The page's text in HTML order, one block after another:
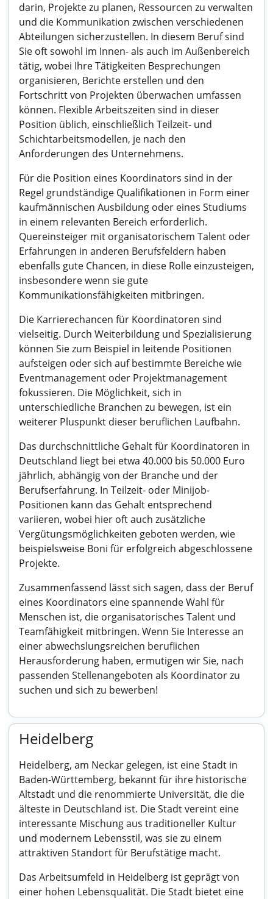
darin, Projekte zu planen, Ressourcen zu verwalten
und die Kommunikation zwischen verschiedenen
Abteilungen sicherzustellen. In diesem Beruf sind
Sie oft sowohl im Innen- als auch im Außenbereich
tätig, wobei Ihre Tätigkeiten Besprechungen
organisieren, Berichte erstellen und den
Fortschritt von Projekten überwachen umfassen
können. Flexible Arbeitszeiten sind in dieser
Position üblich, einschließlich Teilzeit- und
Schichtarbeitsmodellen, je nach den
Anforderungen des Unternehmens.
Für die Position eines Koordinators sind in der
Regel grundständige Qualifikationen in Form einer
kaufmännischen Ausbildung oder eines Studiums
in einem relevanten Bereich erforderlich.
Quereinsteiger mit organisatorischem Talent oder
Erfahrungen in anderen Berufsfeldern haben
ebenfalls gute Chancen, in diese Rolle einzusteigen,
insbesondere wenn sie gute
Kommunikationsfähigkeiten mitbringen.
Die Karrierechancen für Koordinatoren sind
vielseitig. Durch Weiterbildung und Spezialisierung
können Sie zum Beispiel in leitende Positionen
aufsteigen oder sich auf bestimmte Bereiche wie
Eventmanagement oder Projektmanagement
fokussieren. Die Möglichkeit, sich in
unterschiedliche Branchen zu bewegen, ist ein
weiterer Pluspunkt dieser beruflichen Laufbahn.
Das durchschnittliche Gehalt für Koordinatoren in
Deutschland liegt bei etwa 40.000 bis 50.000 Euro
jährlich, abhängig von der Branche und der
Berufserfahrung. In Teilzeit- oder Minijob-
Positionen kann das Gehalt entsprechend
variieren, wobei hier oft auch zusätzliche
Vergütungsmöglichkeiten geboten werden, wie
beispielsweise Boni für erfolgreich abgeschlossene
Projekte.
Zusammenfassend lässt sich sagen, dass der Beruf
eines Koordinators eine spannende Wahl für
Menschen ist, die organisatorisches Talent und
Teamfähigkeit mitbringen. Wenn Sie Interesse an
einer abwechslungsreichen beruflichen
Herausforderung haben, ermutigen wir Sie, nach
passenden Stellenangeboten als Koordinator zu
suchen und sich zu bewerben!
Heidelberg
Heidelberg, am Neckar gelegen, ist eine Stadt in
Baden-Württemberg, bekannt für ihre historische
Altstadt und die renommierte Universität, die die
älteste in Deutschland ist. Die Stadt vereint eine
interessante Mischung aus traditioneller Kultur
und modernem Lebensstil, was sie zu einem
attraktiven Standort für Berufstätige macht.
Das Arbeitsumfeld in Heidelberg ist geprägt von
einer hohen Lebensqualität. Die Stadt bietet eine